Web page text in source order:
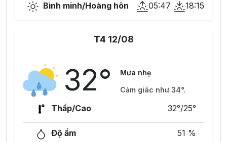
Bình minh/Hoàng hôn 05:47 18:15
T4 12/08
32°
Mưa nhẹ
Cảm giác như 34°.
Thấp/Cao 32°/25°
Độ ẩm 51 %